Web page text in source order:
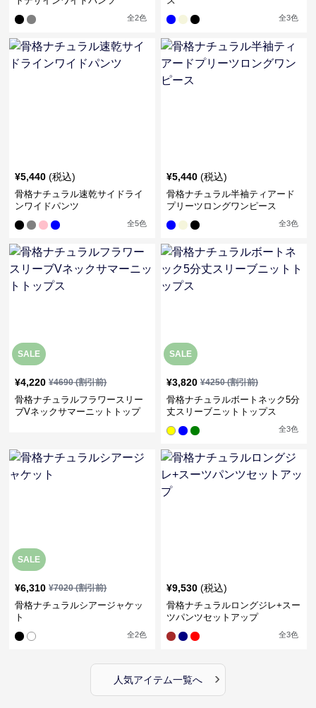
全2色 全3色
¥5,440 (税込)
骨格ナチュラル速乾サイドライ
ンワイドパンツ
全5色
¥5,440 (税込)
骨格ナチュラル半袖ティアード
プリーツロングワンピース
全3色
SALE
¥4,220 ¥4690(割引前)
骨格ナチュラルフラワースリー
ブVネックサマーニットトップ
SALE
¥3,820 ¥4250(割引前)
骨格ナチュラルボートネック5分
丈スリーブニットトップス
全3色
SALE
¥6,310 ¥7020(割引前)
骨格ナチュラルシアージャケッ
ト
全2色
¥9,530 (税込)
骨格ナチュラルロングジレ+スー
ツパンツセットアップ
全3色
人気アイテム一覧へ ›